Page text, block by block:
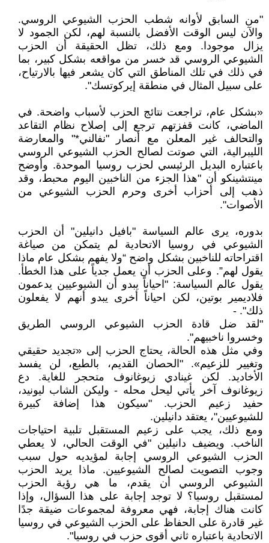
"من السابق لأوانه شطب الحزب الشيوعي الروسي.
والآن ليس الوقت الأفضل بالنسبة لهم، لكن الجمود لا
يزال موجودا. ومع ذلك، تظل الحقيقة أن الحزب
الشيوعي الروسي قد خسر من مواقعه بشكل كبير، بما
في ذلك في تلك المناطق التي كان يشعر فيها بالارتياح،
على سبيل المثال في منطقة إيركوتسك".
«بشكل عام، تراجعت نتائج الحزب لأسباب واضحة. في
الماضي، كانت قفزتهم ترجع إلى إصلاح نظام التقاعد
والتحالف غير المعلن مع أنصار "نفالني*" والمعارضة
الليبرالية، التي صوتت لصالح الحزب الشيوعي الروسي
باعتباره البديل الرئيسي لحزب روسيا الموحدة. وأوضح
مينتشينكو أن "هذا الجزء من الناخبين اليوم محبط، وقد
ذهب إلى أحزاب أخرى وحرم الحزب الشيوعي من
الأصوات".
بدوره، يرى عالم السياسة "بافيل دانيلين" أن الحزب
الشيوعي في روسيا الاتحادية لم يتمكن من صياغة
اقتراحاته للناخبين بشكل واضح “ولا يفهم بشكل عام ماذا
يقول لهم”. وعلى الحزب أن يعمل جدياً على هذا الخطأ.
يقول عالم السياسة: "احياناً يبدو أن الشيوعيين يدعمون
فلاديمير بوتين، لكن احياناً أخرى يبدو أنهم لا يفعلون
ذلك". -
"لقد ضل قادة الحزب الشيوعي الروسي الطريق
وخسروا ناخبيهم".
وفي مثل هذه الحالة، يحتاج الحزب إلى «تجديد حقيقي
وتغيير للزعيم». "الحصان القديم، بالطبع، لن يفسد
الأخاديد. لكن غينادي زيوغانوف متحجر للغاية. دع
زيوغانوف آخر يأتي ليحل محله - وليكن الشاب ليونيد،
حفيد زعيم الحزب. "سيكون هذا إضافة كبيرة
للشيوعيين"، يعتقد دانيلين.
ومع ذلك، يجب على زعيم المستقبل تلبية احتياجات
الناخب. ويضيف دانيلين "في الوقت الحالي، لا يعطي
الحزب الشيوعي الروسي إجابة لمؤيديه حول سبب
وجوب التصويت لصالح الشيوعيين. ماذا يريد الحزب
الشيوعي الروسي أن يقدم، ما هي رؤية الحزب
لمستقبل روسيا؟ لا توجد إجابة على هذا السؤال، وإذا
كانت هناك إجابة، فهي معروفة لمجموعات ضيقة جدًا
غير قادرة على الحفاظ على الحزب الشيوعي في روسيا
الاتحادية باعتباره ثاني أقوى حزب في روسيا".